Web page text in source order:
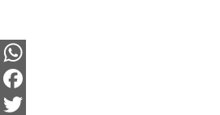
WhatsApp
Facebook